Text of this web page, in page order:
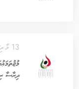
13 މާރިޗު 2009
ދިރާސާ